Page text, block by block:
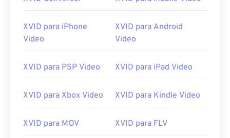
XVID para iPhone
Video
XVID para Android
Video
XVID para PSP Video XVID para iPad Video
XVID para Xbox Video XVID para Kindle Video
XVID para MOV XVID para FLV